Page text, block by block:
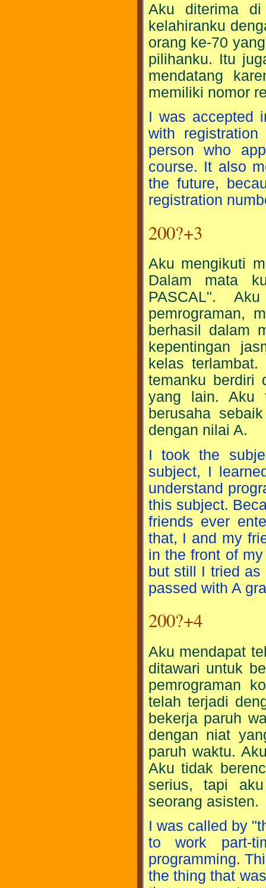
Aku diterima
kelahiranku
orang ke-70
pilihanku. Itu
mendatang
memiliki nomor
I was accepted
with
person who
course. It also
the future,
registration
200?+3
Aku mengikuti
Dalam mata
PASCAL".
pemrograman,
berhasil dalam
kepentingan
kelas
temanku berdiri
yang lain. Aku
berusaha
dengan nilai A.
I took the
subject, I
understand
this subject.
friends ever
that, I and my
in the front of
but still I tried
passed with A
200?+4
Aku mendapat
ditawari untuk
pemrograman
telah terjadi
bekerja paruh
dengan niat
paruh waktu.
Aku tidak
serius, tapi
seorang asisten.
I was called by
to work part-
programming.
the thing that